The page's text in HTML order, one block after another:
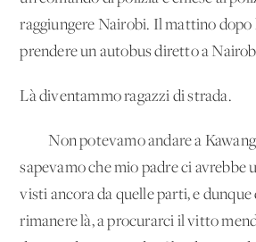
raggiungere Nairobi. Il mattino dopo
prendere un autobus diretto a
Là diventammo ragazzi di strada.
Non potevamo andare a
sapevamo che mio padre ci avrebbe
visti ancora da quelle parti, e
rimanere là, a procurarci il vitto